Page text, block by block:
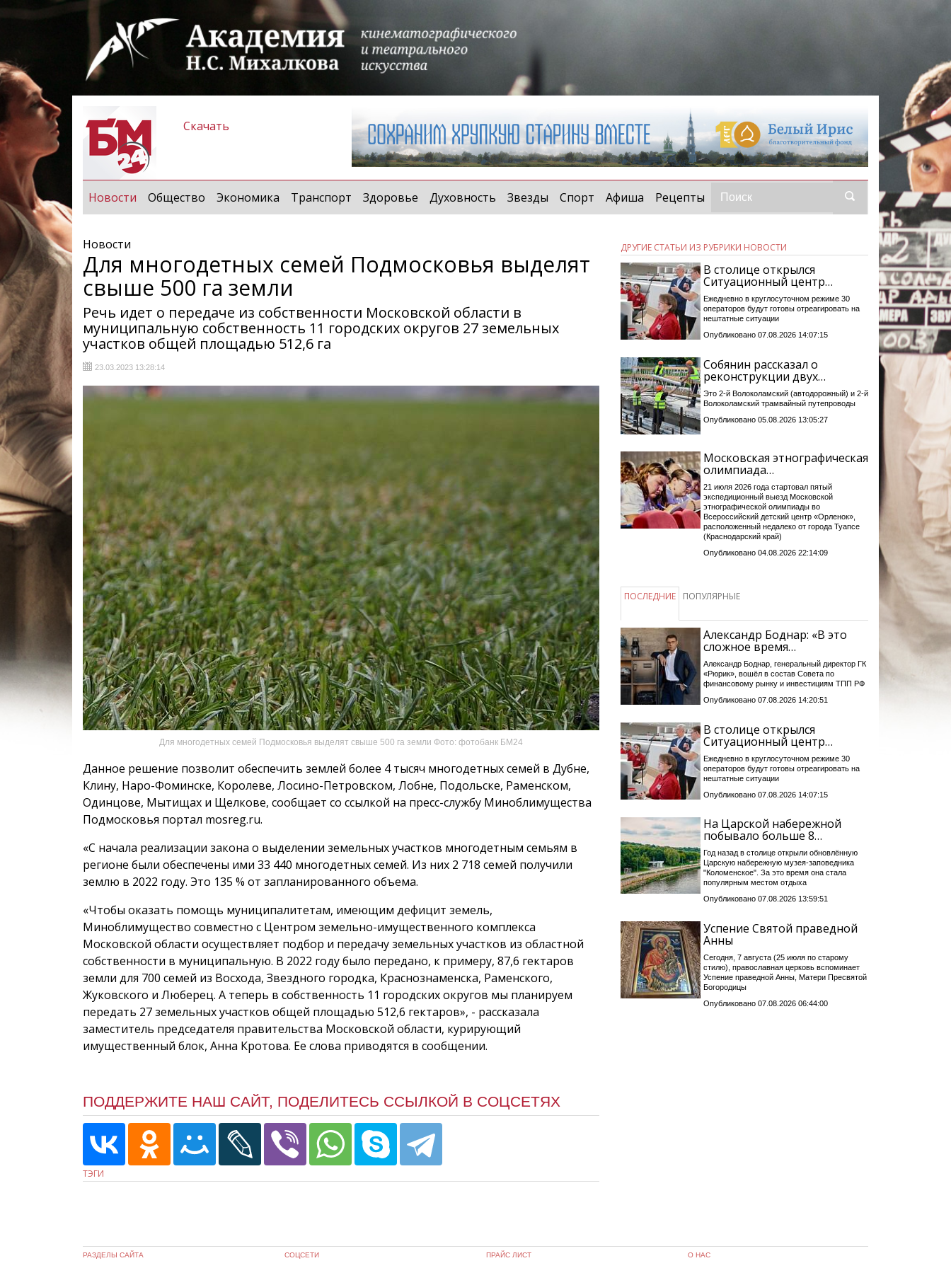
Скачать
Новости (current)
Общество Экономика Транспорт Здоровье Духовность Звезды Спорт Афиша Рецепты
Новости
Для многодетных семей Подмосковья выделят
свыше 500 га земли
Речь идет о передаче из собственности Московской области в
муниципальную собственность 11 городских округов 27 земельных
участков общей площадью 512,6 га
23.03.2023 13:28:14
Для многодетных семей Подмосковья выделят свыше 500 га земли Фото: фотобанк БМ24
Данное решение позволит обеспечить землей более 4 тысяч многодетных семей в Дубне,
Клину, Наро-Фоминске, Королеве, Лосино-Петровском, Лобне, Подольске, Раменском,
Одинцове, Мытищах и Щелкове, сообщает со ссылкой на пресс-службу Миноблимущества
Подмосковья портал mosreg.ru.
«С начала реализации закона о выделении земельных участков многодетным семьям в
регионе были обеспечены ими 33 440 многодетных семей. Из них 2 718 семей получили
землю в 2022 году. Это 135 % от запланированного объема.
«Чтобы оказать помощь муниципалитетам, имеющим дефицит земель,
Миноблимущество совместно с Центром земельно-имущественного комплекса
Московской области осуществляет подбор и передачу земельных участков из областной
собственности в муниципальную. В 2022 году было передано, к примеру, 87,6 гектаров
земли для 700 семей из Восхода, Звездного городка, Краснознаменска, Раменского,
Жуковского и Люберец. А теперь в собственность 11 городских округов мы планируем
передать 27 земельных участков общей площадью 512,6 гектаров», - рассказала
заместитель председателя правительства Московской области, курирующий
имущественный блок, Анна Кротова. Ее слова приводятся в сообщении.
ПОДДЕРЖИТЕ НАШ САЙТ, ПОДЕЛИТЕСЬ ССЫЛКОЙ В СОЦСЕТЯХ
ТЭГИ
ДРУГИЕ СТАТЬИ ИЗ РУБРИКИ НОВОСТИ
В столице открылся
Ситуационный центр…
Ежедневно в круглосуточном режиме 30
операторов будут готовы отреагировать на
нештатные ситуации
Опубликовано 07.08.2026 14:07:15
Собянин рассказал о
реконструкции двух…
Это 2-й Волоколамский (автодорожный) и 2-й
Волоколамский трамвайный путепроводы
Опубликовано 05.08.2026 13:05:27
Московская этнографическая
олимпиада…
21 июля 2026 года стартовал пятый
экспедиционный выезд Московской
этнографической олимпиады во
Всероссийский детский центр «Орленок»,
расположенный недалеко от города Туапсе
(Краснодарский край)
Опубликовано 04.08.2026 22:14:09
ПОСЛЕДНИЕ ПОПУЛЯРНЫЕ
Александр Боднар: «В это
сложное время…
Александр Боднар, генеральный директор ГК
«Рюрик», вошёл в состав Совета по
финансовому рынку и инвестициям ТПП РФ
Опубликовано 07.08.2026 14:20:51
В столице открылся
Ситуационный центр…
Ежедневно в круглосуточном режиме 30
операторов будут готовы отреагировать на
нештатные ситуации
Опубликовано 07.08.2026 14:07:15
На Царской набережной
побывало больше 8…
Год назад в столице открыли обновлённую
Царскую набережную музея-заповедника
"Коломенское". За это время она стала
популярным местом отдыха
Опубликовано 07.08.2026 13:59:51
Успение Святой праведной
Анны
Сегодня, 7 августа (25 июля по старому
стилю), православная церковь вспоминает
Успение праведной Анны, Матери Пресвятой
Богородицы
Опубликовано 07.08.2026 06:44:00
РАЗДЕЛЫ САЙТА СОЦСЕТИ ПРАЙС ЛИСТ О НАС